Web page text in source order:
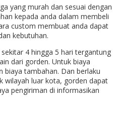
yang murah dan sesuai dengan
kepada anda dalam membeli
custom membuat anda dapat
kebutuhan.
4 hingga 5 hari tergantung
dari gorden. Untuk biaya
biaya tambahan. Dan berlaku
wilayah luar kota, gorden dapat
pengiriman di informasikan